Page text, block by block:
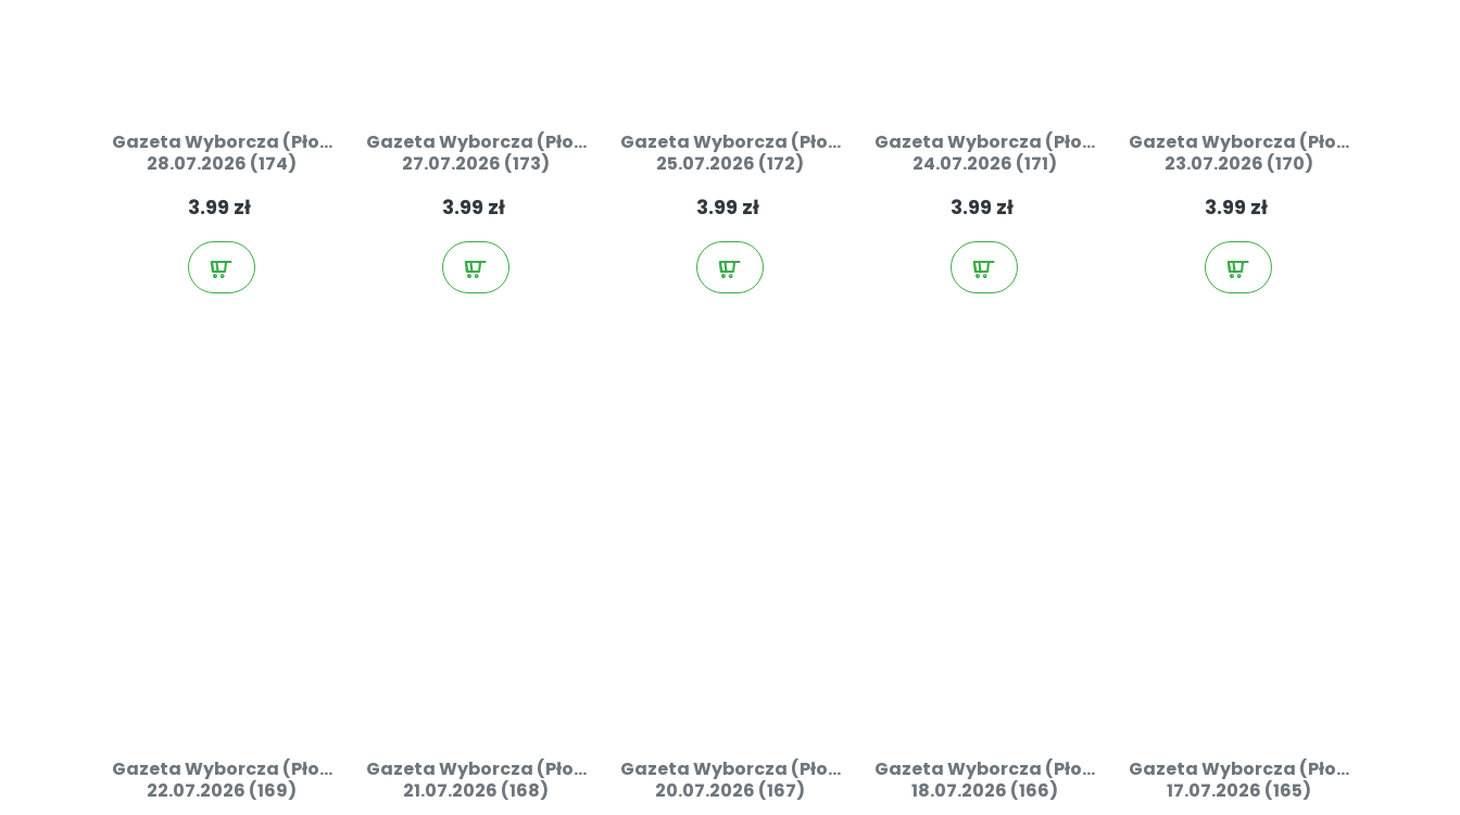
Gazeta Wyborcza (Pło...
28.07.2026 (174)
3.99 zł
Gazeta Wyborcza (Pło...
27.07.2026 (173)
3.99 zł
Gazeta Wyborcza (Pło...
25.07.2026 (172)
3.99 zł
Gazeta Wyborcza (Pło...
24.07.2026 (171)
3.99 zł
Gazeta Wyborcza (Pło...
23.07.2026 (170)
3.99 zł
Gazeta Wyborcza (Pło...
22.07.2026 (169)
Gazeta Wyborcza (Pło...
21.07.2026 (168)
Gazeta Wyborcza (Pło...
20.07.2026 (167)
Gazeta Wyborcza (Pło...
18.07.2026 (166)
Gazeta Wyborcza (Pło...
17.07.2026 (165)